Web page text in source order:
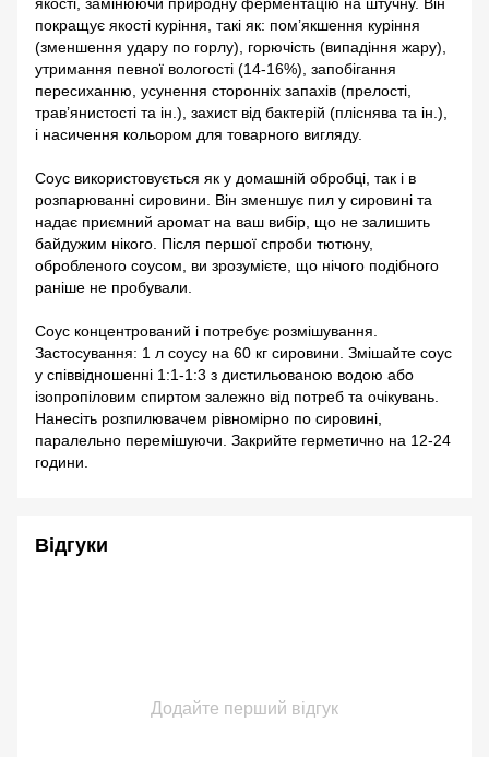
покращує якості куріння, такі як: пом’якшення куріння
(зменшення удару по горлу), горючість (випадіння жару),
утримання певної вологості (14-16%), запобігання
пересиханню, усунення сторонніх запахів (прелості,
трав’янистості та ін.), захист від бактерій (пліснява та ін.),
і насичення кольором для товарного вигляду.
Соус використовується як у домашній обробці, так і в
розпарюванні сировини. Він зменшує пил у сировині та
надає приємний аромат на ваш вибір, що не залишить
байдужим нікого. Після першої спроби тютюну,
обробленого соусом, ви зрозумієте, що нічого подібного
раніше не пробували.
Соус концентрований і потребує розмішування.
Застосування: 1 л соусу на 60 кг сировини. Змішайте соус
у співвідношенні 1:1-1:3 з дистильованою водою або
ізопропіловим спиртом залежно від потреб та очікувань.
Нанесіть розпилювачем рівномірно по сировині,
паралельно перемішуючи. Закрийте герметично на 12-24
години.
Відгуки
Додайте перший відгук